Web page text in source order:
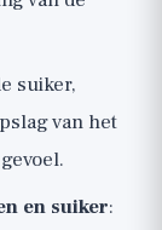
suiker,
van het
en suiker: